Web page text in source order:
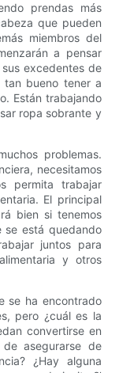
prendas más
que pueden
miembros del
a pensar
excedentes de
tan bueno tener a
Están trabajando
ropa sobrante y
problemas.
necesitamos
permita trabajar
El principal
bien si tenemos
se está quedando
juntos para
y otros
se ha encontrado
pero ¿cuál es la
convertirse en
asegurarse de
¿Hay alguna